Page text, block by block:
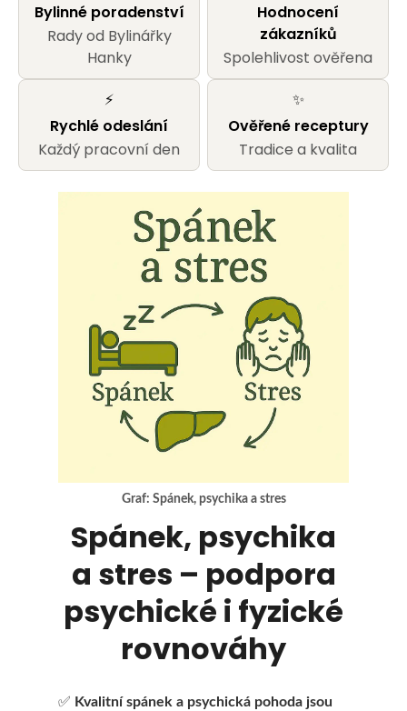
Bylinné poradenství
Rady od Bylinářky
Hanky
Hodnocení
zákazníků
Spolehlivost ověřena
⚡
Rychlé odeslání
Každý pracovní den
✨
Ověřené receptury
Tradice a kvalita
Graf: Spánek, psychika a stres
Spánek, psychika
a stres – podpora
psychické i fyzické
rovnováhy
✅ Kvalitní spánek a psychická pohoda jsou
u
e
HLEDAT